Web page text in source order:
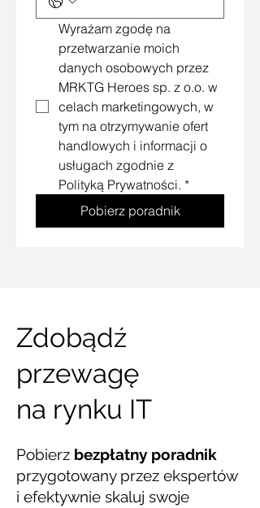
Wyrażam zgodę na
przetwarzanie moich
danych osobowych przez
MRKTG Heroes sp. z o.o. w
celach marketingowych, w
tym na otrzymywanie ofert
handlowych i informacji o
usługach zgodnie z
Polityką Prywatności. *
Pobierz poradnik
Zdobądź
przewagę
na rynku IT
Pobierz bezpłatny poradnik
przygotowany przez ekspertów
i efektywnie skaluj swoje